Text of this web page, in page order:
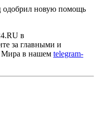
одобрил новую помощь
в
за главными и
Мира в нашем telegram-